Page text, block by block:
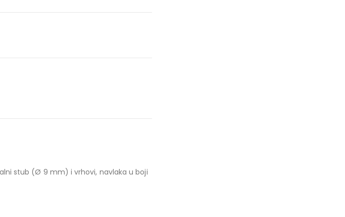
stub (Ø 9 mm) i vrhovi, navlaka u boji